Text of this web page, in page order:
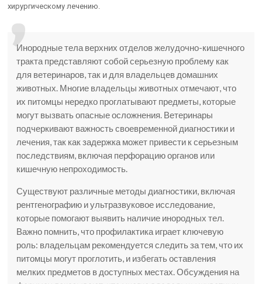
хирургическому лечению.
Инородные тела верхних отделов желудочно-кишечного
тракта представляют собой серьезную проблему как
для ветеринаров, так и для владельцев домашних
животных. Многие владельцы животных отмечают, что
их питомцы нередко проглатывают предметы, которые
могут вызвать опасные осложнения. Ветеринары
подчеркивают важность своевременной диагностики и
лечения, так как задержка может привести к серьезным
последствиям, включая перфорацию органов или
кишечную непроходимость.
Существуют различные методы диагностики, включая
рентгенографию и ультразвуковое исследование,
которые помогают выявить наличие инородных тел.
Важно помнить, что профилактика играет ключевую
роль: владельцам рекомендуется следить за тем, что их
питомцы могут проглотить, и избегать оставления
мелких предметов в доступных местах. Обсуждения на